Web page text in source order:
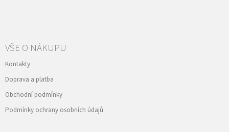
VŠE O NÁKUPU
Kontakty
Doprava a platba
Obchodní podmínky
Podmínky ochrany osobních údajů